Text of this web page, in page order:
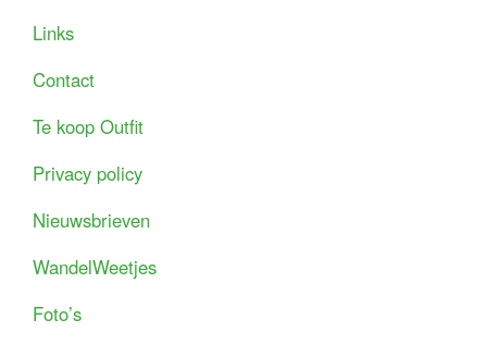
Links
Contact
Te koop Outfit
Privacy policy
Nieuwsbrieven
WandelWeetjes
Foto’s